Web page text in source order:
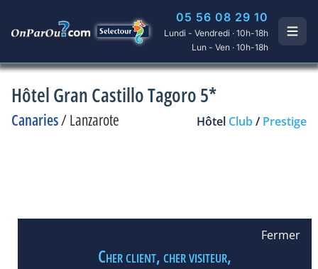
05 56 08 29 10
Lundi - Vendredi · 10h-18h
Lun - Ven · 10h-18h
Hôtel Gran Castillo Tagoro 5*
Canaries/Lanzarote Hôtel Club/ Prestige
Fermer
Cher client, cher visiteur,